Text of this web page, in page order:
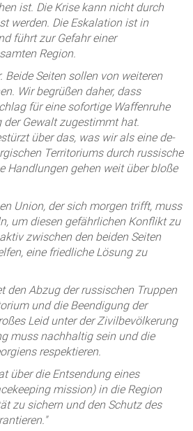
ist. Die Krise kann nicht durch
werden. Die Eskalation ist in
führt zur Gefahr einer
Region.
Beide Seiten sollen von weiteren
Wir begrüßen daher, dass
für eine sofortige Waffenruhe
der Gewalt zugestimmt hat.
über das, was wir als eine de-
Territoriums durch russische
Handlungen gehen weit über bloße
Union, der sich morgen trifft, muss
um diesen gefährlichen Konflikt zu
zwischen den beiden Seiten
eine friedliche Lösung zu
den Abzug der russischen Truppen
und die Beendigung der
Leid unter der Zivilbevölkerung
muss nachhaltig sein und die
respektieren.
über die Entsendung eines
mission) in die Region
zu sichern und den Schutz des